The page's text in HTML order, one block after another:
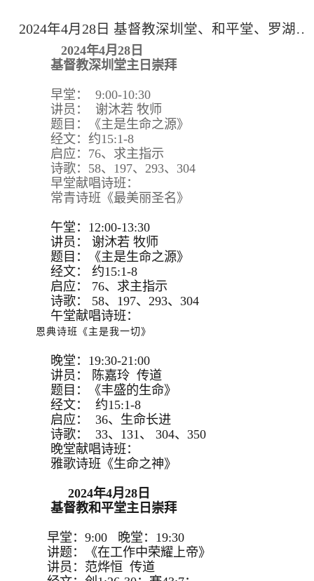
2024年4月28日 基督教深圳堂、和平堂、罗湖堂主日崇拜
2024年4月28日
基督教深圳堂主日崇拜
早堂： 9:00-10:30
讲员： 谢沐若 牧师
题目：《主是生命之源》
经文：约15:1-8
启应：76、求主指示
诗歌：58、197、293、304
早堂献唱诗班：
常青诗班《最美丽圣名》
午堂：12:00-13:30
讲员：
谢沐若 牧师
题目：
《主是生命之源》
经文：
约15:1-8
启应：
76、求主指示
诗歌：
58、197、293、 304
午堂献唱诗班：
恩典诗班《主是我一切》
晚堂：19:30-21:00
讲员： 陈嘉玲 传道
题目：《丰盛的生命》
经文： 约15:1-8
启应： 36、生命长进
诗歌： 33、131、 304、350
晚堂献唱诗班：
雅歌诗班《生命之神》
2024年4月28日
基督教和平堂主日崇拜
早堂：9:00 晚堂：19:30
讲题：《在工作中荣耀上帝》
讲员：范烨恒 传道